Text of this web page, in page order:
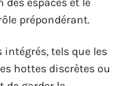
prépondérant.
intégrés, tels que les
hottes discrètes ou